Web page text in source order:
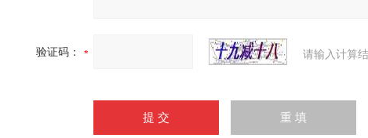
验证码： 请输入计算